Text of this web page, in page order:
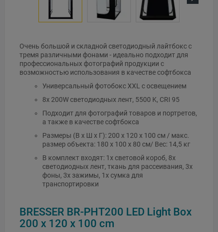
Очень большой и складной светодиодный лайтбокс с
тремя различными фонами - идеально подходит для
профессиональных фотографий продукции с
возможностью использования в качестве софтбокса
Универсальный фотобокс XXL с освещением
8x 200W светодиодных лент, 5500 K, CRI 95
Подходит для фотографий товаров и портретов,
а также в качестве софтбокса
Размеры (В x Ш x Г): 200 x 120 x 100 см / макс.
размер объекта: 180 x 100 x 80 см/ Вес: 14,5 кг
В комплект входят: 1x световой короб, 8x
светодиодных лент, ткань для рассеивания, 3x
фоны, 3x зажимы, 1x сумка для
транспортировки
BRESSER BR-PHT200 LED Light Box
200 x 120 x 100 cm